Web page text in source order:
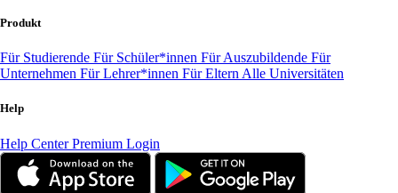
Produkt
Für Studierende Für Schüler*innen Für Auszubildende Für
Unternehmen Für Lehrer*innen Für Eltern Alle Universitäten
Help
Help CenterPremium Login